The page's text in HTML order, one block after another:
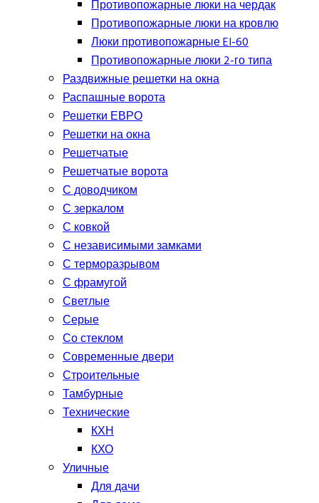
Противопожарные люки на чердак
Противопожарные люки на кровлю
Люки противопожарные EI-60
Противопожарные люки 2-го типа
Раздвижные решетки на окна
Распашные ворота
Решетки ЕВРО
Решетки на окна
Решетчатые
Решетчатые ворота
С доводчиком
С зеркалом
С ковкой
С независимыми замками
С терморазрывом
С фрамугой
Светлые
Серые
Со стеклом
Современные двери
Строительные
Тамбурные
Технические
КХН
КХО
Уличные
Для дачи